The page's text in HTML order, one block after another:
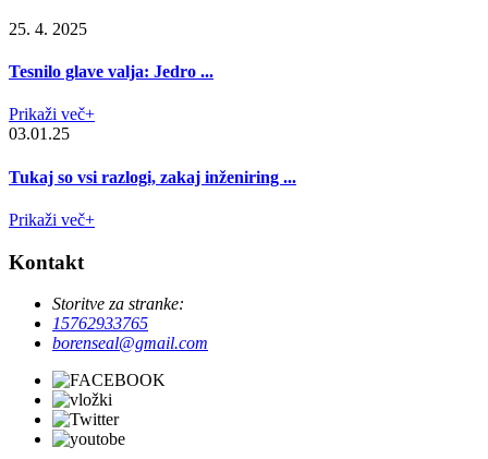
25. 4. 2025
Tesnilo glave valja: Jedro ...
Prikaži več+
03.01.25
Tukaj so vsi razlogi, zakaj inženiring ...
Prikaži več+
Kontakt
Storitve za stranke:
15762933765
borenseal@gmail.com